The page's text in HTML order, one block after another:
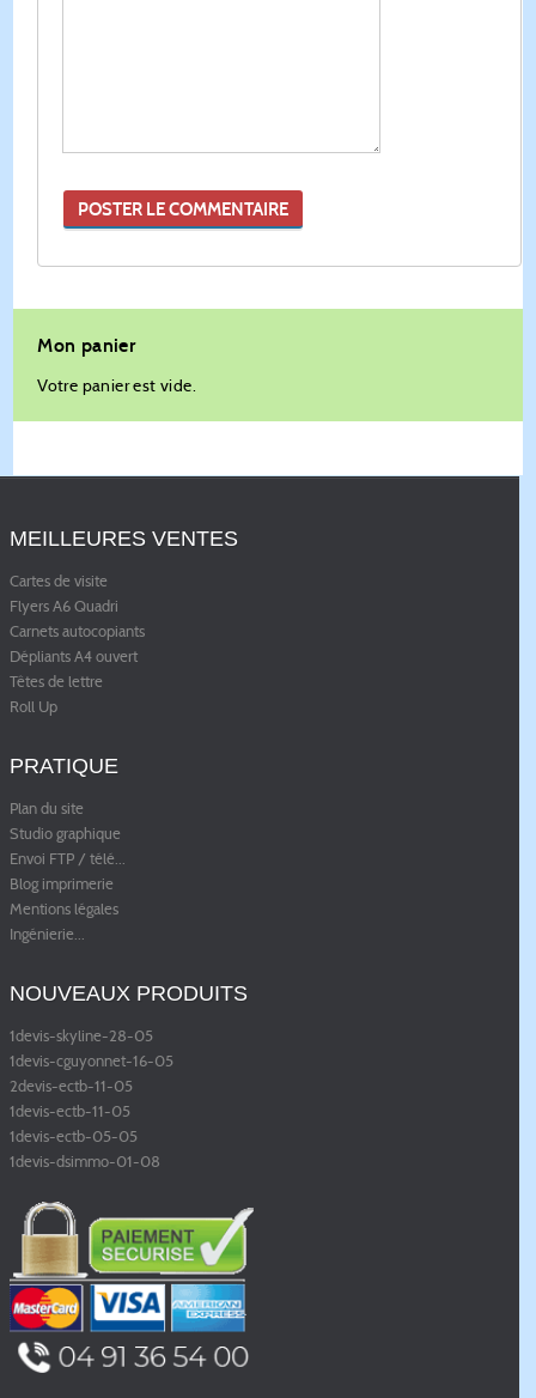
POSTER LE COMMENTAIRE
Mon panier
Votre panier est vide.
MEILLEURES VENTES
Cartes de visite
Flyers A6 Quadri
Carnets autocopiants
Dépliants A4 ouvert
Têtes de lettre
Roll Up
PRATIQUE
Plan du site
Studio graphique
Envoi FTP / télé...
Blog imprimerie
Mentions légales
Ingénierie...
NOUVEAUX PRODUITS
1devis-skyline-28-05
1devis-cguyonnet-16-05
2devis-ectb-11-05
1devis-ectb-11-05
1devis-ectb-05-05
1devis-dsimmo-01-08